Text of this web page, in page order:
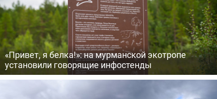
«Привет, я белка!»: на мурманской экотропе
установили говорящие инфостенды